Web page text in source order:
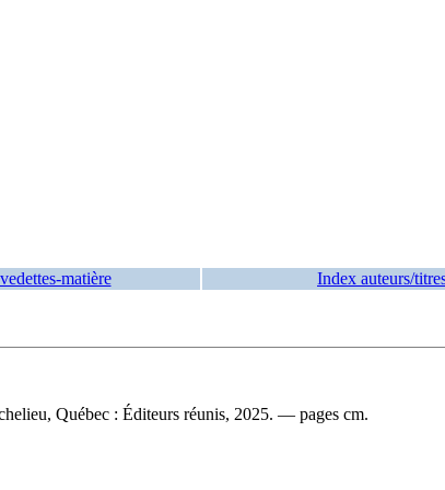
matière Index auteurs/
Québec : Éditeurs réunis, 2025. — pages cm.